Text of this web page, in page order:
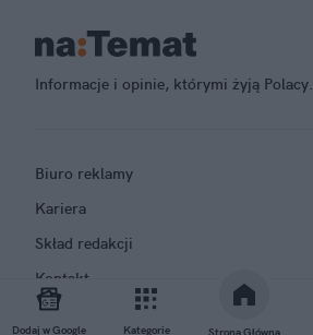
Dodaj w Google Kategorie
Informacje i opinie, którymi żyją Polacy.
Biuro reklamy
Kariera
Skład redakcji
Kontakt
Rozrywka